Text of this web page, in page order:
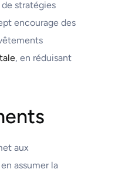
stratégies
encourage des
, en réduisant
aux
assumer la